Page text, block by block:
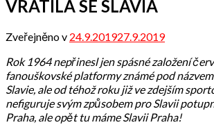
VRÁTILA SE SLAVIA
Zveřejněno v 24.9.201927.9.2019od
přátel
Rok 1964 nepřinesl jen spásné založení
fanouškovské platformy známé pod
Slavie, ale od téhož roku již ve zdejším
nefiguruje svým způsobem pro Slavii
Praha, ale opět tu máme Slavii Praha!